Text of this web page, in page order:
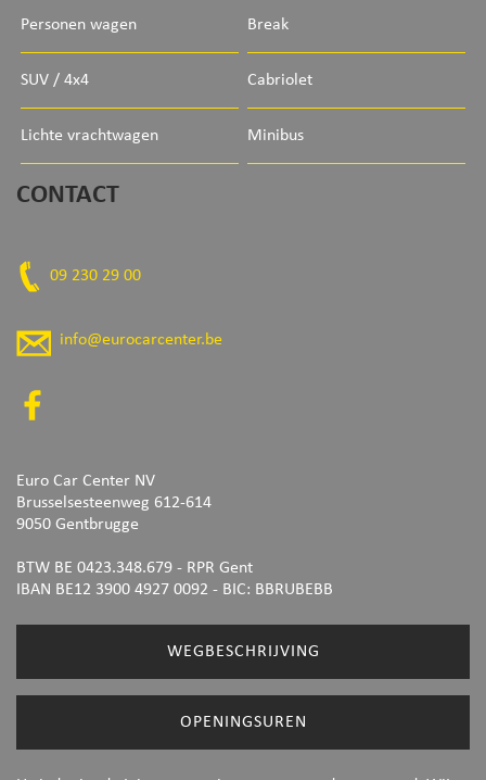
Personen wagen Break
SUV / 4x4 Cabriolet
Lichte vrachtwagen Minibus
CONTACT
09 230 29 00
info@eurocarcenter.be
Euro Car Center NV
Brusselsesteenweg 612-614
9050 Gentbrugge
BTW BE 0423.348.679 - RPR Gent
IBAN BE12 3900 4927 0092 - BIC: BBRUBEBB
WEGBESCHRIJVING
OPENINGSUREN